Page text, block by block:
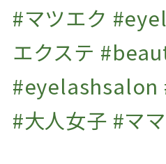
2021年12
2021年11
2021年
2021年9
2021年7
#マツエク
エクステ
#eyelashsalon
#大人女子 #マ